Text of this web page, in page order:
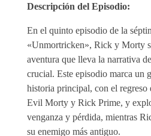
Descripción del Episodio:
En el quinto episodio de la
«Unmortricken», Rick y Morty
aventura que lleva la narrativa
crucial. Este episodio marca un
historia principal, con el regreso
Evil Morty y Rick Prime, y
venganza y pérdida, mientras
su enemigo más antiguo.